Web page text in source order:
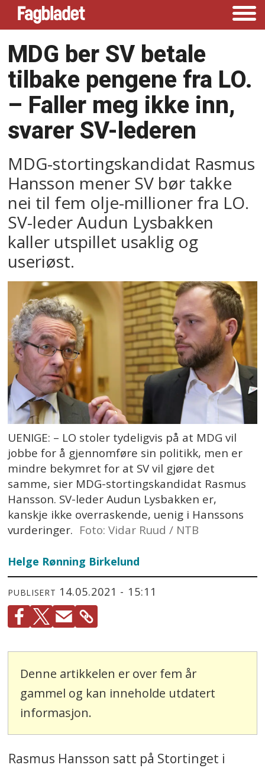
MDG ber SV betale
tilbake pengene fra LO.
–⁠ Faller meg ikke inn,
svarer SV-lederen
MDG-stortingskandidat Rasmus
Hansson mener SV bør takke
nei til fem olje-millioner fra LO.
SV-leder Audun Lysbakken
kaller utspillet usaklig og
useriøst.
UENIGE: – LO stoler tydeligvis på at MDG vil
jobbe for å gjennomføre sin politikk, men er
mindre bekymret for at SV vil gjøre det
samme, sier MDG-stortingskandidat Rasmus
Hansson. SV-leder Audun Lysbakken er,
kanskje ikke overraskende, uenig i Hanssons
vurderinger. Foto: Vidar Ruud / NTB
Helge Rønning Birkelund
PUBLISERT 14.05.2021 - 15:11
Denne artikkelen er over fem år
gammel og kan inneholde utdatert
informasjon.
Rasmus Hansson satt på Stortinget i